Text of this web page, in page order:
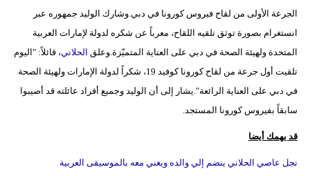
مدوَّنات
أبراج
فيديو
الجرعة الأولى من لقاح فيروس كورونا في دبي.وشارك الوليد جمهوره عبر
انستغرام بصورة توثق تلقيه اللقاح، معرباً عن شكره لدولة لإمارات العربية
المتحدة ولهيئة الصحة في دبي على العناية المتميّزة.وعلق الحلاني، قائلاً: "اليوم
تلقيت أول جرعة من لقاح كورونا كوفيد 19، شكراً لدولة الإمارات ولهيئة الصحة
في دبي على العناية الرائعة".يشار إلى أن الوليد وجميع أفراد عائلته قد أصيبوا
سابقاً بفيروس كورونا المستجد.
قد يهمك أيضا
نجل عاصي الحلاني ينضم إلي والده ويغني معه بالموسيقى العربية